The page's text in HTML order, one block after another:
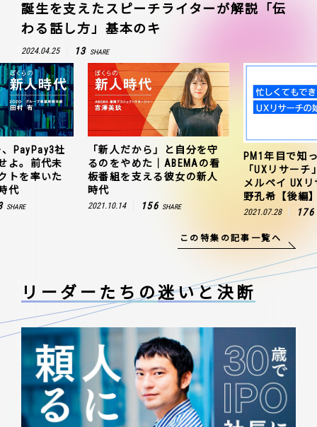
誕生を支えたスピーチライターが解説「伝
わる話し方」基本のキ
2024.04.25 13 SHARE
PayPay3社
よ。前代未
トを率いた
代
SHARE
「新人だから」と自分を守
るのをやめた｜ABEMAの看
板番組を支える彼女の新人
時代
2021.10.14 156 SHARE
PM1年目で知
「UXリサー
メルペイ UX
野孔希【後編
2021.07.28 176
この特集の記事一覧へ
リーダーたちの迷いと決断